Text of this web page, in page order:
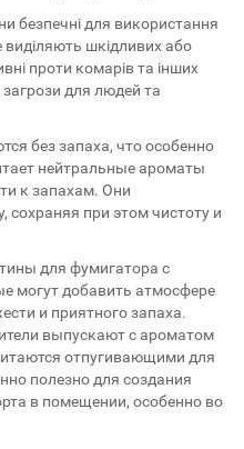
безпечні для використання
виділяють шкідливих або
проти комарів та інших
для людей та
без запаха, что особенно
нейтральные ароматы
к запахам. Они
при этом чистоту и
для фумигатора с
могут добавить атмосфере
и приятного запаха.
выпускают с ароматом
отпугивающими для
полезно для создания
в помещении, особенно во